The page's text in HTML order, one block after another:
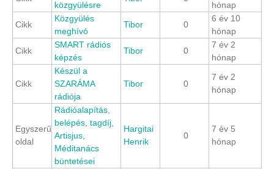
közgyülésre
hónap
Cikk
Közgyülés
meghívó
Tibor 0
6 év 10
hónap
Cikk
SMART rádiós
képzés
Tibor 0
7 év 2
hónap
Cikk
Készül a
SZARÁMA
rádiója
Tibor 0
7 év 2
hónap
Egyszerű
oldal
Rádióalapítás,
belépés, tagdíj,
Artisjus,
Méditanács
büntetései
Hargitai
Henrik
0
7 év 5
hónap